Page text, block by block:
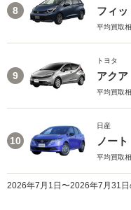
8 フィッ
平均買取相
9
トヨタ
アクア
平均買取相
10
日産
ノート
平均買取相
2026年7月1日〜2026年7月31日